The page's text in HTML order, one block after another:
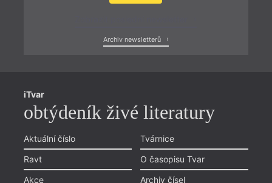
Archiv newsletterů
iTvar
obtýdeník živé literatury
Aktuální číslo
Ravt
Akce
Tvárnice
O časopisu Tvar
Archiv čísel